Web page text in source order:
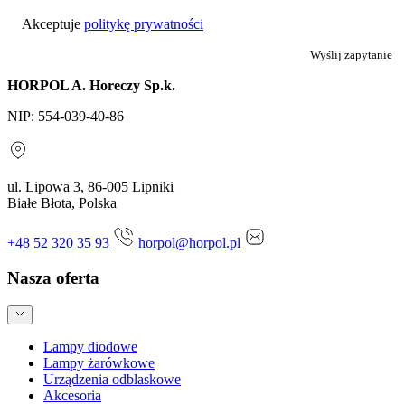
Akceptuje politykę prywatności
Wyślij zapytanie
HORPOL A. Horeczy Sp.k.
NIP: 554-039-40-86
ul. Lipowa 3, 86-005 Lipniki
Białe Błota, Polska
+48 52 320 35 93 horpol@horpol.pl
Nasza oferta
Lampy diodowe
Lampy żarówkowe
Urządzenia odblaskowe
Akcesoria